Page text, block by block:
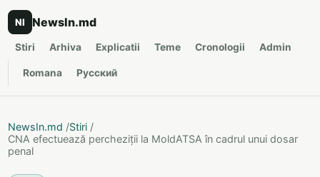
NI NewsIn.md
Stiri Arhiva Explicatii Teme Cronologii Admin
Romana Русский
NewsIn.md /Stiri /
CNA efectuează percheziții la MoldATSA în cadrul unui dosar
penal